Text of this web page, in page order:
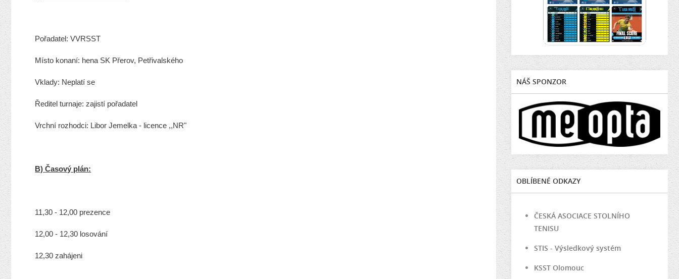
Pořadatel:VVRSST
Místo konaní: hena SK Přerov, Petřivalského
Vklady: Neplatí se
Ředitel turnaje:zajistí pořadatel
Vrchní rozhodci: Libor Jemelka - licence ,,NR"
B) Časový plán:
11,30 - 12,00 prezence
12,00 - 12,30 losování
12,30 zahájeni
NÁŠ SPONZOR
OBLÍBENÉ ODKAZY
ČESKÁ ASOCIACE STOLNÍHO
TENISU
STIS - Výsledkový systém
KSST Olomouc